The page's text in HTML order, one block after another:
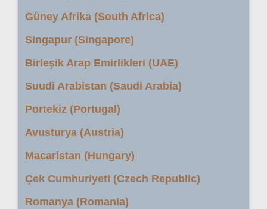
Güney Afrika (South Africa)
Singapur (Singapore)
Birleşik Arap Emirlikleri (UAE)
Suudi Arabistan (Saudi Arabia)
Portekiz (Portugal)
Avusturya (Austria)
Macaristan (Hungary)
Çek Cumhuriyeti (Czech Republic)
Romanya (Romania)